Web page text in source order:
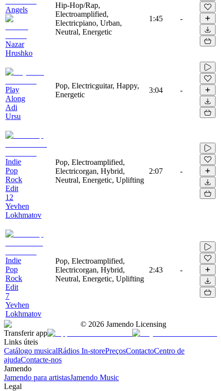
Angels
Nazar
Hrushko
Hip-Hop/Rap,
Electroamplified,
Electricpiano, Urban,
Neutral, Energetic
1:45 -
Play
Along
Adi
Ursu
Pop, Electricguitar, Happy,
Energetic
3:04 -
Indie
Pop
Rock
Edit
12
Yevhen
Lokhmatov
Pop, Electroamplified,
Electricorgan, Hybrid,
Neutral, Energetic, Uplifting
2:07 -
Indie
Pop
Rock
Edit
7
Yevhen
Lokhmatov
Pop, Electroamplified,
Electricorgan, Hybrid,
Neutral, Energetic, Uplifting
2:43 -
© 2026 Jamendo Licensing
Transferir app
Links úteis
Catálogo musicalRádios In-storePreçosContactoCentro de
ajudaContacte-nos
Jamendo
Jamendo para artistasJamendo Music
Legal